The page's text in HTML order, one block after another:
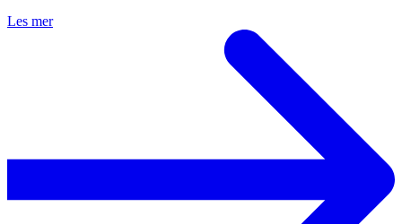
Les mer